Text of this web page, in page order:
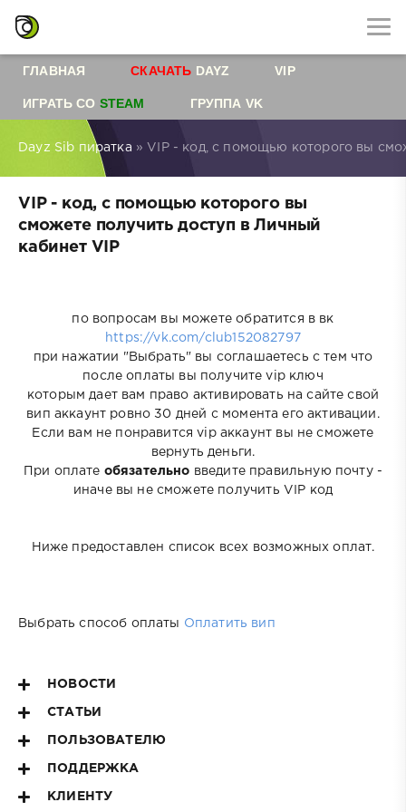
ГЛАВНАЯ СКАЧАТЬ DAYZ VIP
ИГРАТЬ СО STEAM ГРУППА VK
Dayz Sib пиратка » VIP - код, с помощью которого вы
VIP - код, с помощью которого вы
сможете получить доступ в Личный
кабинет VIP
по вопросам вы можете обратится в вк
https://vk.com/club152082797
при нажатии "Выбрать" вы соглашаетесь с тем что
после оплаты вы получите vip ключ
которым дает вам право активировать на сайте свой
вип аккаунт ровно 30 дней с момента его активации.
Если вам не понравится vip аккаунт вы не сможете
вернуть деньги.
При оплате обязательно введите правильную почту -
иначе вы не сможете получить VIP код
Ниже предоставлен список всех возможных оплат.
Выбрать способ оплаты Оплатить вип
НОВОСТИ
СТАТЬИ
ПОЛЬЗОВАТЕЛЮ
ПОДДЕРЖКА
КЛИЕНТУ